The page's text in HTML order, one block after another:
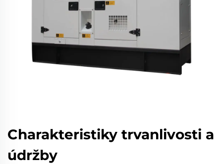
Charakteristiky trvanlivosti a
údržby